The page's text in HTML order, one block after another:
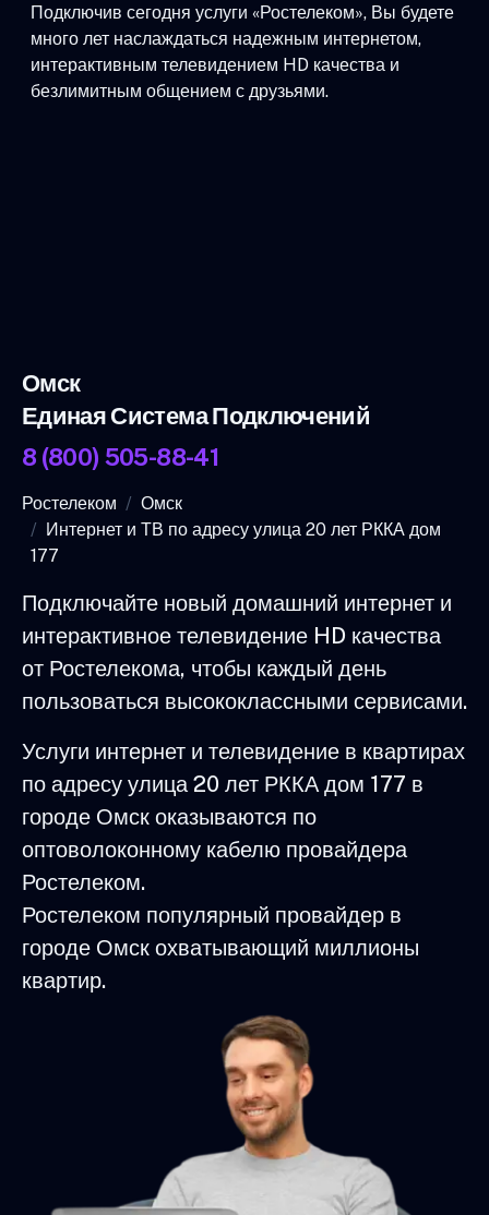
Подключив сегодня услуги «Ростелеком», Вы будете
много лет наслаждаться надежным интернетом,
интерактивным телевидением HD качества и
безлимитным общением с друзьями.
Омск
Единая Система Подключений
8 (800) 505-88-41
Ростелеком
Омск
Интернет и ТВ по адресу улица 20 лет РККА дом
177
Подключайте новый домашний интернет и
интерактивное телевидение HD качества
от Ростелекома, чтобы каждый день
пользоваться высококлассными сервисами.
Услуги интернет и телевидение в квартирах
по адресу улица 20 лет РККА дом 177 в
городе Омск оказываются по
оптоволоконному кабелю провайдера
Ростелеком.
Ростелеком популярный провайдер в
городе Омск охватывающий миллионы
квартир.